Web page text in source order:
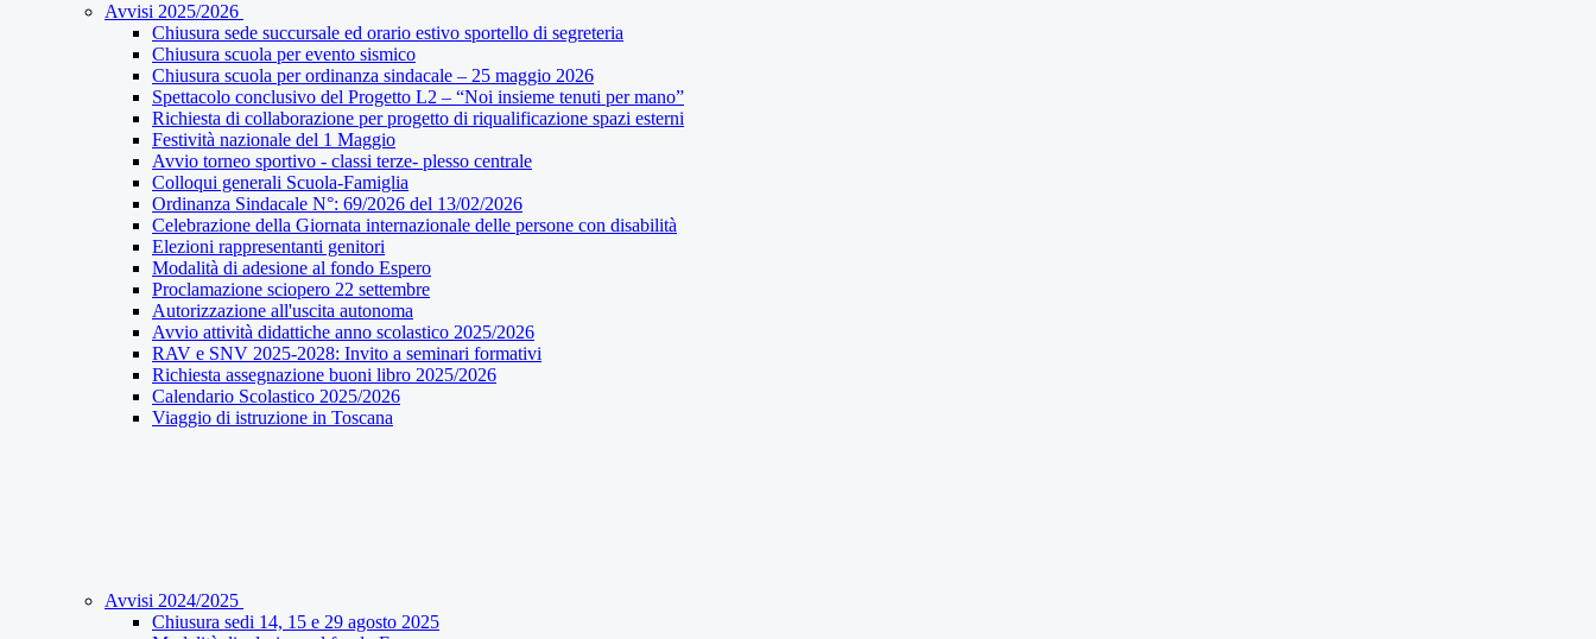
Avvisi 2025/2026
Chiusura sede succursale ed orario estivo sportello di segreteria
Chiusura scuola per evento sismico
Chiusura scuola per ordinanza sindacale – 25 maggio 2026
Spettacolo conclusivo del Progetto L2 – “Noi insieme tenuti per mano”
Richiesta di collaborazione per progetto di riqualificazione spazi esterni
Festività nazionale del 1 Maggio
Avvio torneo sportivo - classi terze- plesso centrale
Colloqui generali Scuola-Famiglia
Ordinanza Sindacale N°: 69/2026 del 13/02/2026
Celebrazione della Giornata internazionale delle persone con disabilità
Elezioni rappresentanti genitori
Modalità di adesione al fondo Espero
Proclamazione sciopero 22 settembre
Autorizzazione all'uscita autonoma
Avvio attività didattiche anno scolastico 2025/2026
RAV e SNV 2025-2028: Invito a seminari formativi
Richiesta assegnazione buoni libro 2025/2026
Calendario Scolastico 2025/2026
Viaggio di istruzione in Toscana
Avvisi 2024/2025
Chiusura sedi 14, 15 e 29 agosto 2025